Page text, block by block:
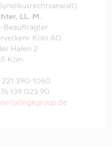
LL. M.
Beauftragter
Köln AG
Hafen 2
Köln
390-1060
139 023 90